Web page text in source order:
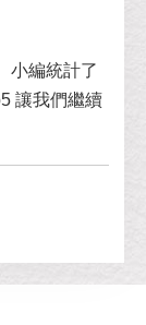
小編統計了
讓我們繼續